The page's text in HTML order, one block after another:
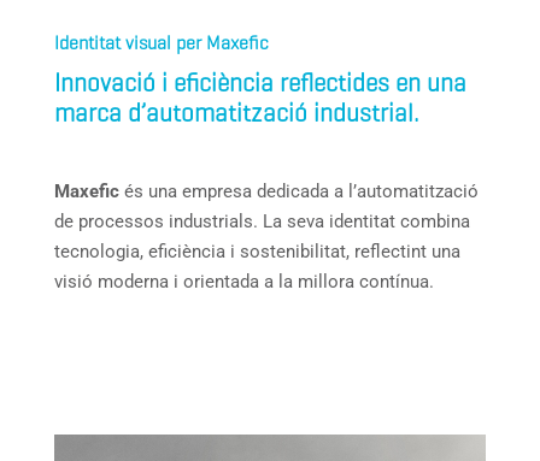
Identitat visual per Maxefic
Innovació i eficiència reflectides en una
marca d’automatització industrial.
Maxeficés una empresa dedicada a l’automatització
de processos industrials. La seva identitat combina
tecnologia, eficiència i sostenibilitat, reflectint una
visió moderna i orientada a la millora contínua.